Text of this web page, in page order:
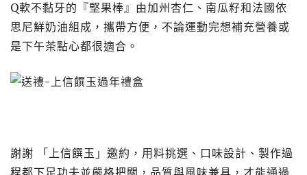
Q軟不黏牙的『堅果棒』由加州杏仁、南瓜籽和法國依
思尼鮮奶油組成，攜帶方便，不論運動完想補充營養或
是下午茶點心都很適合。
謝謝 「上信饌玉」邀約，用料挑選、口味設計、製作過
程都下足功夫並嚴格把關，品質與風味兼具，才能通過